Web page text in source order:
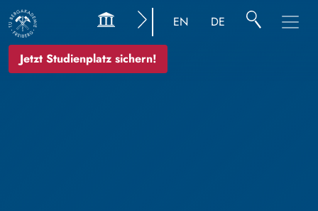
Jetzt Studienplatz sichern!
EN DE